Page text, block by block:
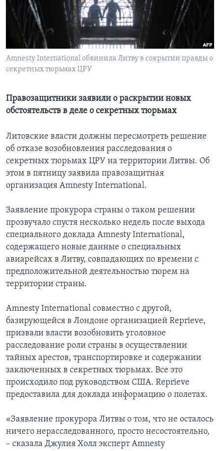
Learning English
СОЦИАЛЬНЫЕ СЕТИ
Amnesty International обвинила Литву в сокрытии правды о
секретных тюрьмах ЦРУ
Правозащитники заявили о раскрытии новых
обстоятельств в деле о секретных тюрьмах
Литовские власти должны пересмотреть решение
об отказе возобновления расследования о
секретных тюрьмах ЦРУ на территории Литвы. Об
этом в пятницу заявила правозащитная
организация Amnesty International.
Заявление прокурора страны о таком решении
прозвучало спустя несколько недель после выхода
специального доклада Amnesty International,
содержащего новые данные о специальных
авиарейсах в Литву, совпадающих по времени с
предположительной деятельностью тюрем на
территории страны.
Amnesty International совместно с другой,
базирующейся в Лондоне организацией Reprieve,
призвали власти возобновить уголовное
расследование роли страны в осуществлении
тайных арестов, транспортировке и содержании
заключенных в секретных тюрьмах. Все это
происходило под руководством США. Reprieve
предоставила для доклада информацию о полетах.
«Заявление прокурора Литвы о том, что не осталось
ничего нерасследованного, просто несостоятельно,
– сказала Джулия Холл эксперт Amnesty